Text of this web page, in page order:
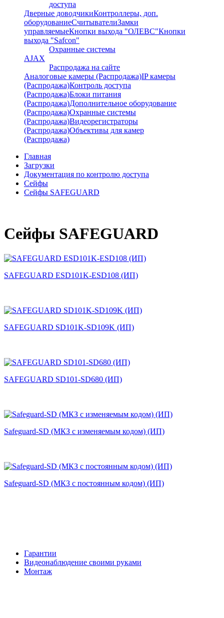
доступа
Дверные доводчикиКонтроллеры, доп.
оборудованиеСчитывателиЗамки
управляемыеКнопки выхода "ОЛЕВС"Кнопки
выхода "Safcon"
Охранные системы
AJAX
Распродажа на сайте
Аналоговые камеры (Распродажа)IP камеры
(Распродажа)Контроль доступа
(Распродажа)Блоки питания
(Распродажа)Дополнительное оборудование
(Распродажа)Охранные системы
(Распродажа)Видеорегистраторы
(Распродажа)Объективы для камер
(Распродажа)
Главная
Загрузки
Документация по контролю доступа
Сейфы
Сейфы SAFEGUARD
Сейфы SAFEGUARD
SAFEGUARD ESD101K-ESD108 (ИП)
SAFEGUARD SD101K-SD109K (ИП)
SAFEGUARD SD101-SD680 (ИП)
Safeguard-SD (МКЗ с изменяемым кодом) (ИП)
Safeguard-SD (МКЗ с постоянным кодом) (ИП)
Гарантии
Видеонаблюдение своими руками
Монтаж